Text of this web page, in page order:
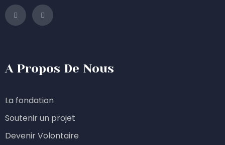
A Propos De Nous
La fondation
Soutenir un projet
Devenir Volontaire